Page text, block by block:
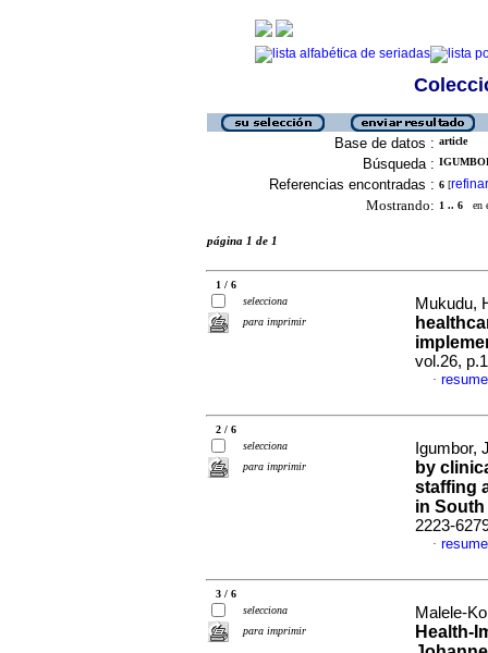
Base de datos : article
Búsqueda :
Referencias encontradas : 6 [refinar
Mostrando: 1 .. 6 en
página 1 de 1
1 / 6
selecciona
para imprimir
Mukudu,
vol.26,
·
2 / 6
selecciona
para imprimir
Igumbor,
by
staffing
in
2223-
·
3 / 6
selecciona
para imprimir
Malele-
Health-